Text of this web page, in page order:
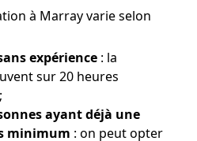
à Marray varie selon
expérience : la
sur 20 heures
ayant déjà une
minimum : on peut opter